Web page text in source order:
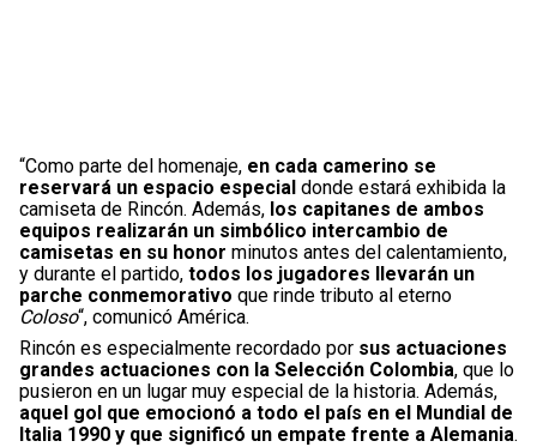
“Como parte del homenaje, en cada camerino se
reservará un espacio especial donde estará exhibida la
camiseta de Rincón. Además, los capitanes de ambos
equipos realizarán un simbólico intercambio de
camisetas en su honor minutos antes del calentamiento,
y durante el partido, todos los jugadores llevarán un
parche conmemorativo que rinde tributo al eterno
Coloso“, comunicó América.
Rincón es especialmente recordado por sus actuaciones
grandes actuaciones con la Selección Colombia, que lo
pusieron en un lugar muy especial de la historia. Además,
aquel gol que emocionó a todo el país en el Mundial de
Italia 1990 y que significó un empate frente a Alemania.